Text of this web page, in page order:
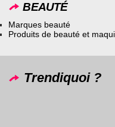
BEAUTÉ
Marques beauté
Produits de beauté et
Trendiquoi ?